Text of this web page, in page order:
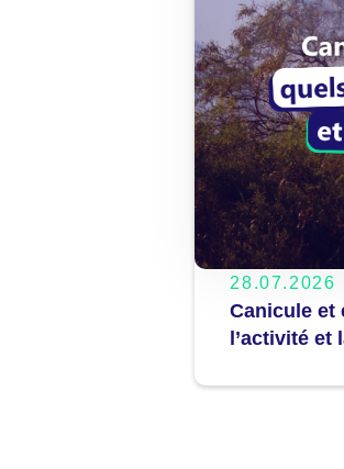
28.07.2026
Canicule et
l’activité